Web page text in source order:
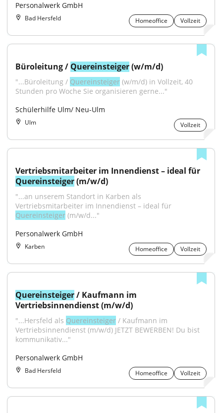
Personalwerk GmbH
Bad Hersfeld Homeoffice Vollzeit
Büroleitung / Quereinsteiger (w/m/d)
"...Büroleitung / Quereinsteiger (w/m/d) in Vollzeit, 40
Stunden pro Woche Sie organisieren gerne..."
Schülerhilfe Ulm/ Neu-Ulm
Ulm Vollzeit
Quereinsteiger (m/w/d)
"...an unserem Standort in Karben als
Quereinsteiger (m/w/d..."
Personalwerk GmbH
Karben Homeoffice Vollzeit
Quereinsteiger / Kaufmann im
Vertriebsinnendienst (m/w/d)
"...Hersfeld als Quereinsteiger / Kaufmann im
Vertriebsinnendienst (m/w/d) JETZT BEWERBEN! Du bist
kommunikativ..."
Personalwerk GmbH
Bad Hersfeld Homeoffice Vollzeit